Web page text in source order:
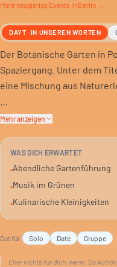
Mehr neugierige Events in Berlin →
DAYT · IN UNSEREN WORTEN
Der Botanische Garten in
Spaziergang. Unter dem
eine Mischung aus
Erwarte Musik, kleine
anders zu erleben, wenn
Für alle, die einen
Atmosphäre.
Mehr anzeigen
WAS DICH ERWARTET
•Abendliche Gartenführung
•Musik im Grünen
•Kulinarische Kleinigkeiten
Gut für Solo Date Gruppe
Eher nichts für dich, wenn: Du